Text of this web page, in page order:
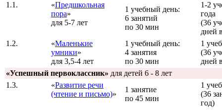
1.1.
«Предшкольная
пора»
для 5-7 лет
1 учебный день:
6 занятий
по 30 мин
1-2
года
(36
дней
1.2.
«Маленькие
умники»
для 3,5-4 лет
1 учебный день:
4 занятия
по 30 мин
1
(36
дней
«Успешный первоклассник» для детей 6 - 8 лет
1.3.
«Развитие речи
(чтение и письмо)»
1 занятие
по 45 мин
1
(36
год)